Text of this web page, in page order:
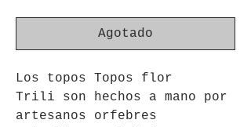
Agotado
Los topos Topos flor
Trili son hechos a mano por
artesanos orfebres